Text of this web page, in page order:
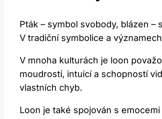
Pták – symbol svobody,‍ blázen
V tradiční symbolice a
V mnoha kulturách⁢ je loon
moudrostí, intuicí ‍a schopností
vlastních‌ chyb.
Loon⁢ je​ také spojován ⁢s​